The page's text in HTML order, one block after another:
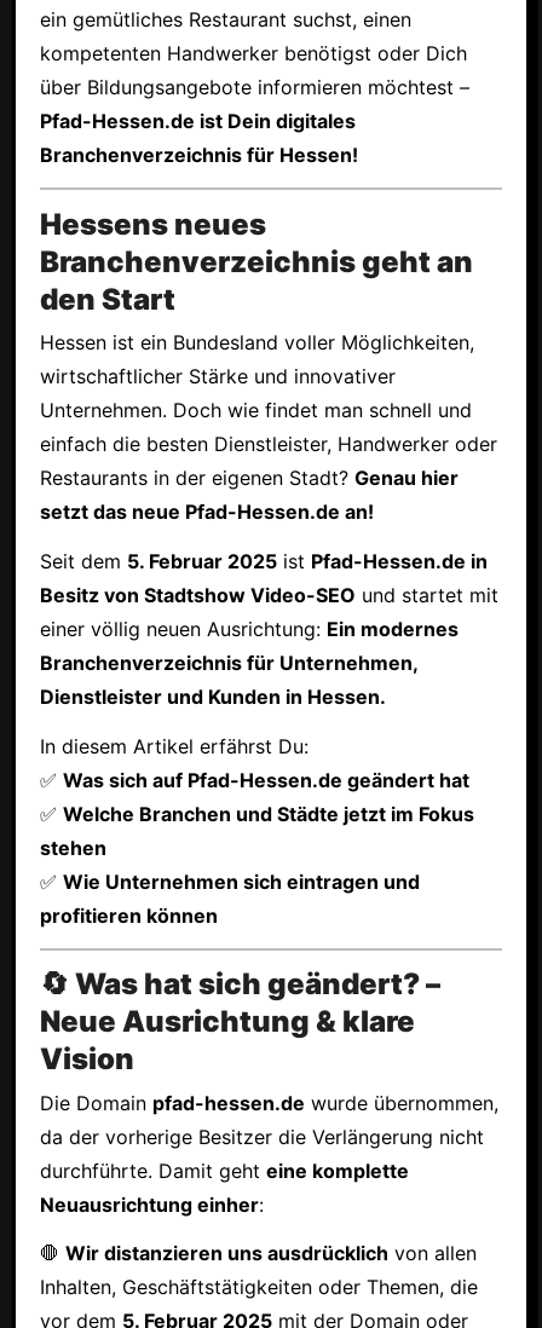
ein gemütliches Restaurant suchst, einen
kompetenten Handwerker benötigst oder Dich
über Bildungsangebote informieren möchtest –
Pfad-Hessen.de ist Dein digitales
Branchenverzeichnis für Hessen!
Hessens neues
Branchenverzeichnis geht an
den Start
Hessen ist ein Bundesland voller Möglichkeiten,
wirtschaftlicher Stärke und innovativer
Unternehmen. Doch wie findet man schnell und
einfach die besten Dienstleister, Handwerker oder
Restaurants in der eigenen Stadt? Genau hier
setzt das neue Pfad-Hessen.de an!
Seit dem 5. Februar 2025ist Pfad-Hessen.de in
Besitz von Stadtshow Video-SEO und startet mit
einer völlig neuen Ausrichtung: Ein modernes
Branchenverzeichnis für Unternehmen,
Dienstleister und Kunden in Hessen.
In diesem Artikel erfährst Du:
✅ Was sich auf Pfad-Hessen.de geändert hat
✅ Welche Branchen und Städte jetzt im Fokus
stehen
✅ Wie Unternehmen sich eintragen und
profitieren können
🔄 Was hat sich geändert? –
Neue Ausrichtung & klare
Vision
Die Domain pfad-hessen.de wurde übernommen,
da der vorherige Besitzer die Verlängerung nicht
durchführte. Damit geht eine komplette
Neuausrichtung einher:
🛑 Wir distanzieren uns ausdrücklich von allen
Inhalten, Geschäftstätigkeiten oder Themen, die
vor dem 5. Februar 2025mit der Domain oder